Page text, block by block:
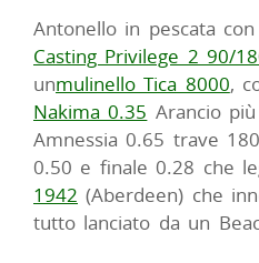
Antonello in pescata
Casting Privilege 2 90/
unmulinello Tica 8000,
Nakima 0.35 Arancio
Amnessia 0.65 trave
0.50 e finale 0.28 che
1942 (Aberdeen) che
tutto lanciato da un